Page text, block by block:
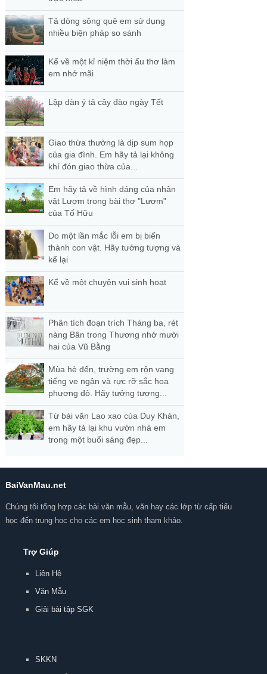
Tả dòng sông quê em sử dụng
nhiều biện pháp so sánh
Kể về một kỉ niệm thời ấu thơ làm
em nhớ mãi
Lập dàn ý tả cây đào ngày Tết
Giao thừa thường là dịp sum họp
của gia đình. Em hãy tả lại không
khí đón giao thừa của...
Em hãy tả về hình dáng của nhân
vật Lượm trong bài thơ "Lượm"
của Tố Hữu
Do một lần mắc lỗi em bị biến
thành con vật. Hãy tưởng tượng và
kể lại
Kể về một chuyện vui sinh hoạt
Phân tích đoạn trích Tháng ba, rét
nàng Bân trong Thương nhớ mười
hai của Vũ Bằng
Mùa hè đến, trường em rộn vang
tiếng ve ngân và rực rỡ sắc hoa
phượng đỏ. Hãy tưởng tượng...
Từ bài văn Lao xao của Duy Khán,
em hãy tả lại khu vườn nhà em
trong một buổi sáng đẹp...
BaiVanMau.net
Chúng tôi tổng hợp các bài văn mẫu, văn hay các lớp từ cấp tiểu
học đến trung học cho các em học sinh tham khảo.
Trợ Giúp
Liên Hệ
Văn Mẫu
Giải bài tập SGK
SKKN